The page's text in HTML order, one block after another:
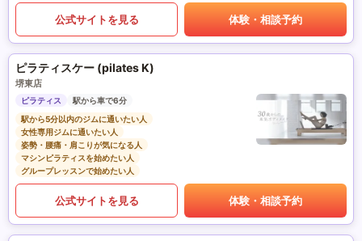
公式サイトを見る 体験・相談予約
ピラティスケー (pilates K)
堺東店
ピラティス
駅から車で6分
駅から5分以内のジムに通いたい人
女性専用ジムに通いたい人
姿勢・腰痛・肩こりが気になる人
マシンピラティスを始めたい人
グループレッスンで始めたい人
公式サイトを見る 体験・相談予約